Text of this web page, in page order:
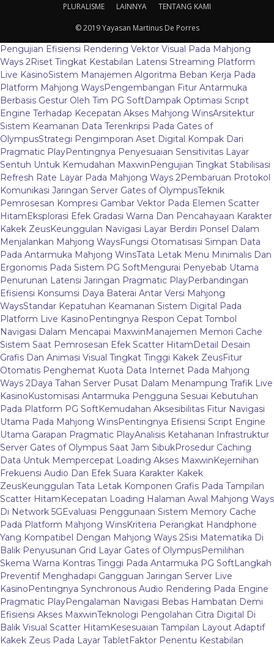
PLURALISME LAINNYA TENTANG KAMI
© 2019 Yayasan Martinus De Porres
Pengujian Efisiensi Rendering Vektor Visual Pada Mahjong
Ways 2Riset Tingkat Kestabilan Latensi Streaming Platform
Live KasinoSistem Manajemen Algoritma Beban Kerja Pada
Platform Mahjong WaysPengembangan Fitur Antarmuka
Berbasis Gestur Oleh Tim PG SoftDampak Optimasi Script
Engine Terhadap Kecepatan Akses Mahjong WinsArsitektur
Sistem Keamanan Data Terenkripsi Pada Gates of
OlympusStrategi Pengimporan Aset Digital Kompak Dari
Pragmatic PlayPentingnya Penyesuaian Sensitivitas Layar
Sentuh Untuk Kemudahan MaxwinPengujian Tingkat Stabilisasi
Refresh Rate Layar Pada Mahjong Ways 2Pembaruan Protokol
Komunikasi Jaringan Server Gates of OlympusTeknik
Pemrosesan Kompresi Gambar Vektor Pada Elemen Scatter
HitamEksplorasi Efek Gradasi Warna Dan Pencahayaan Karakter
Kakek ZeusKeunggulan Navigasi Layar Berdiri Ponsel Dalam
Menjalankan Mahjong WaysFungsi Otomatisasi Simpan Data
Pada Antarmuka Mahjong WinsTata Letak Menu Minimalis Dan
Ergonomis Pada Sistem PG SoftMengurai Penyebab Utama
Penurunan Latensi Jaringan Pragmatic PlayPerbandingan
Efisiensi Konsumsi Daya Baterai Antar Versi Mahjong
WaysStandar Kepatuhan Keamanan Sistem Digital Pada
Platform Live KasinoPentingnya Respon Cepat Tombol
Navigasi Dalam Mencapai MaxwinManajemen Memori Cache
Sistem Saat Pemrosesan Efek Scatter HitamDetail Desain
Grafis Dan Animasi Visual Tingkat Tinggi Kakek ZeusFitur
Otomatis Penghemat Kuota Data Internet Pada Mahjong
Ways 2Daya Tahan Server Pusat Dalam Menampung Trafik Live
KasinoKustomisasi Antarmuka Pengguna Sesuai Kebutuhan
Pada Platform PG SoftKemudahan Aksesibilitas Fitur Navigasi
Utama Pada Mahjong WinsPentingnya Efisiensi Script Engine
Utama Garapan Pragmatic PlayAnalisis Ketahanan Infrastruktur
Server Gates of Olympus Saat Jam SibukProsedur Caching
Data Untuk Mempercepat Loading Akses MaxwinKejernihan
Frekuensi Audio Dan Efek Suara Karakter Kakek
ZeusKeunggulan Tata Letak Komponen Grafis Pada Tampilan
Scatter HitamKecepatan Loading Halaman Awal Mahjong Ways
Di Network 5GEvaluasi Penggunaan Sistem Memory Cache
Pada Platform Mahjong WinsKriteria Perangkat Handphone
Yang Kompatibel Dengan Mahjong Ways 2Sisi Matematika Di
Balik Penyusunan Grid Layar Gates of OlympusPemilihan
Skema Warna Kontras Tinggi Pada Antarmuka PG SoftLangkah
Preventif Menghadapi Gangguan Jaringan Server Live
KasinoPentingnya Synchronous Audio Rendering Pada Engine
Pragmatic PlayPengalaman Navigasi Bebas Hambatan Demi
Efisiensi Akses MaxwinTeknologi Pengolahan Citra Digital Di
Balik Visual Scatter HitamKesesuaian Tampilan Layout Adaptif
Kakek Zeus Pada Layar TabletFaktor Penentu Kestabilan